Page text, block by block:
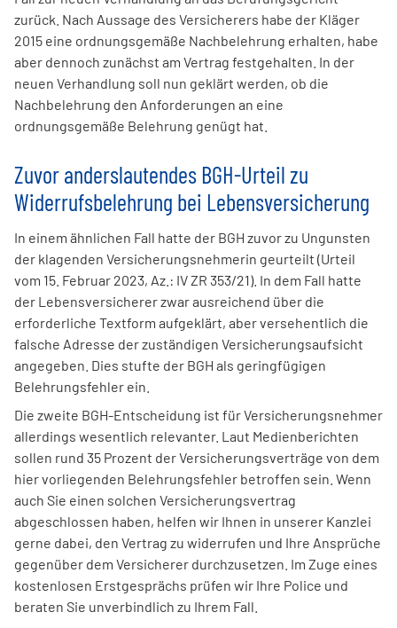
zurück. Nach Aussage des Versicherers habe der Kläger
2015 eine ordnungsgemäße Nachbelehrung erhalten, habe
aber dennoch zunächst am Vertrag festgehalten. In der
neuen Verhandlung soll nun geklärt werden, ob die
Nachbelehrung den Anforderungen an eine
ordnungsgemäße Belehrung genügt hat.
Zuvor anderslautendes BGH-Urteil zu
Widerrufsbelehrung bei Lebensversicherung
In einem ähnlichen Fall hatte der BGH zuvor zu Ungunsten
der klagenden Versicherungsnehmerin geurteilt (Urteil
vom 15. Februar 2023, Az.: IV ZR 353/21). In dem Fall hatte
der Lebensversicherer zwar ausreichend über die
erforderliche Textform aufgeklärt, aber versehentlich die
falsche Adresse der zuständigen Versicherungsaufsicht
angegeben. Dies stufte der BGH als geringfügigen
Belehrungsfehler ein.
Die zweite BGH-Entscheidung ist für Versicherungsnehmer
allerdings wesentlich relevanter. Laut Medienberichten
sollen rund 35 Prozent der Versicherungsverträge von dem
hier vorliegenden Belehrungsfehler betroffen sein. Wenn
auch Sie einen solchen Versicherungsvertrag
abgeschlossen haben, helfen wir Ihnen in unserer Kanzlei
gerne dabei, den Vertrag zu widerrufen und Ihre Ansprüche
gegenüber dem Versicherer durchzusetzen. Im Zuge eines
kostenlosen Erstgesprächs prüfen wir Ihre Police und
beraten Sie unverbindlich zu Ihrem Fall.